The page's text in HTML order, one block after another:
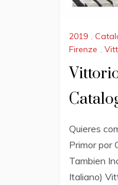
2019 ,
Firenze ,
Quieres
Primor por
Tambien
Italiano)